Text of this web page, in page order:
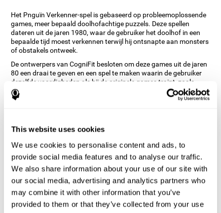
This website uses cookies
We use cookies to personalise content and ads, to
provide social media features and to analyse our traffic.
We also share information about your use of our site with
our social media, advertising and analytics partners who
may combine it with other information that you’ve
provided to them or that they’ve collected from your use
Het Pnguïn Verkenner-spel is gebaseerd op probleemoplossende
games, meer bepaald doolhofachtige puzzels. Deze spellen
dateren uit de jaren 1980, waar de gebruiker het doolhof in een
bepaalde tijd moest verkennen terwijl hij ontsnapte aan monsters
of obstakels ontweek.
De ontwerpers van CogniFit besloten om deze games uit de jaren
80 een draai te geven en een spel te maken waarin de gebruiker
dezelfde vaardigheden als bij de originele games traint, zoals
ruimtelijke waarneming maar ook remming en planning, bij het
verwijderen van de sneeuw van de kaart.
Verkenner" mindgame mijn
cognitieve vaardigheden?
Het spelen van games zoals CogniFit's Pinguïn Verkenner
stimuleert een specifiek neuraal activeringspatroon. Herhaaldelijk
spelen en consequent trainen van dit patroon helpt neurale
circuits bij het reorganiseren en herstellen van verzwakte of
beschadigde cognitieve functies.
Consequent stimuleren van deze vaardigheden kan helpen bij het